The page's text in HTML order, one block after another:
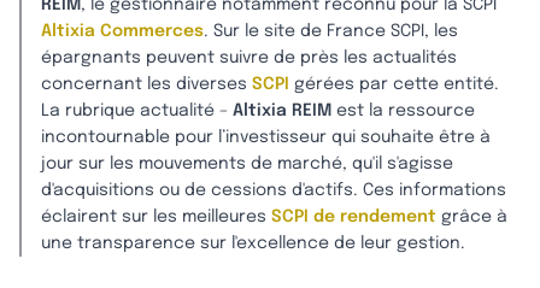
REIM , le gestionnaire notamment reconnu pour la SCPI
Altixia Commerces. Sur le site de France SCPI, les
épargnants peuvent suivre de près les actualités
concernant les diverses SCPI gérées par cette entité.
La rubrique actualité – Altixia REIM est la ressource
incontournable pour l’investisseur qui souhaite être à
jour sur les mouvements de marché, qu'il s'agisse
d'acquisitions ou de cessions d'actifs. Ces informations
éclairent sur les meilleures SCPI de rendement grâce à
une transparence sur l'excellence de leur gestion.